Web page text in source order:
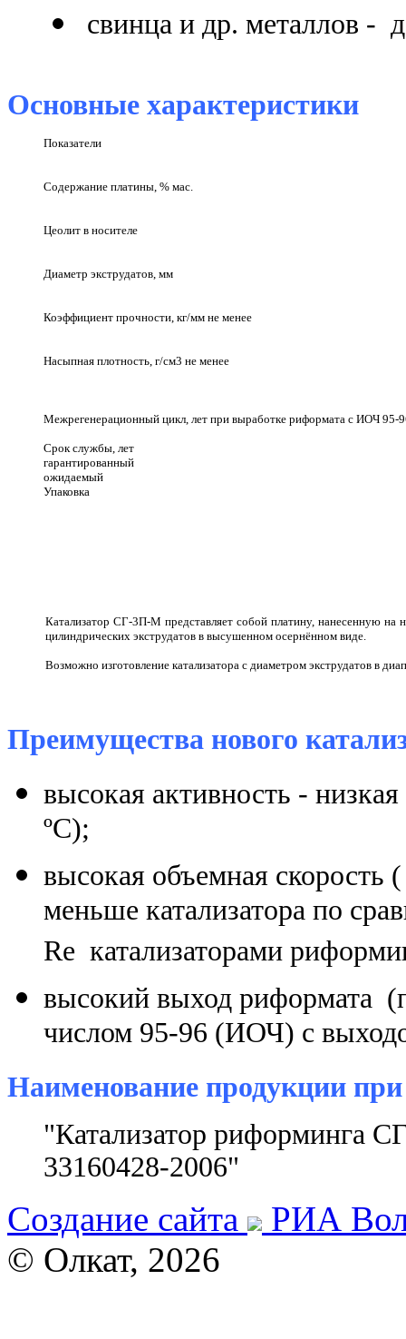
свинца и др. металлов -
Основные характеристики
Показатели
Содержание платины, % мас.
Цеолит в носителе
Диаметр экструдатов, мм
Коэффициент прочности, кг/мм не менее
Насыпная плотность, г/см3 не менее
Межрегенерационный цикл, лет при выработке риформата с ИОЧ 95-
Срок службы, лет
гарантированный
ожидаемый
Упаковка
Катализатор СГ-3П-М представляет собой платину, нанесенную на
цилиндрических экструдатов в высушенном осернённом виде.
Возможно изготовление катализатора с диаметром экструдатов в
Преимущества нового
высокая активность -
ºС);
высокая объемная
меньше катализатора по
Re катализаторами
высокий выход риформата
числом 95-96 (ИОЧ) с
Наименование продукции при
"Катализатор риформинга
33160428-2006"
Создание сайта
РИА
© Олкат, 2026